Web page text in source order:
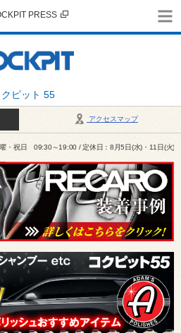
クピット 55
PRESS
アクセスマップ
・祝日 09:30～19:00 / 定休日：8月5日(水)・11日(火)